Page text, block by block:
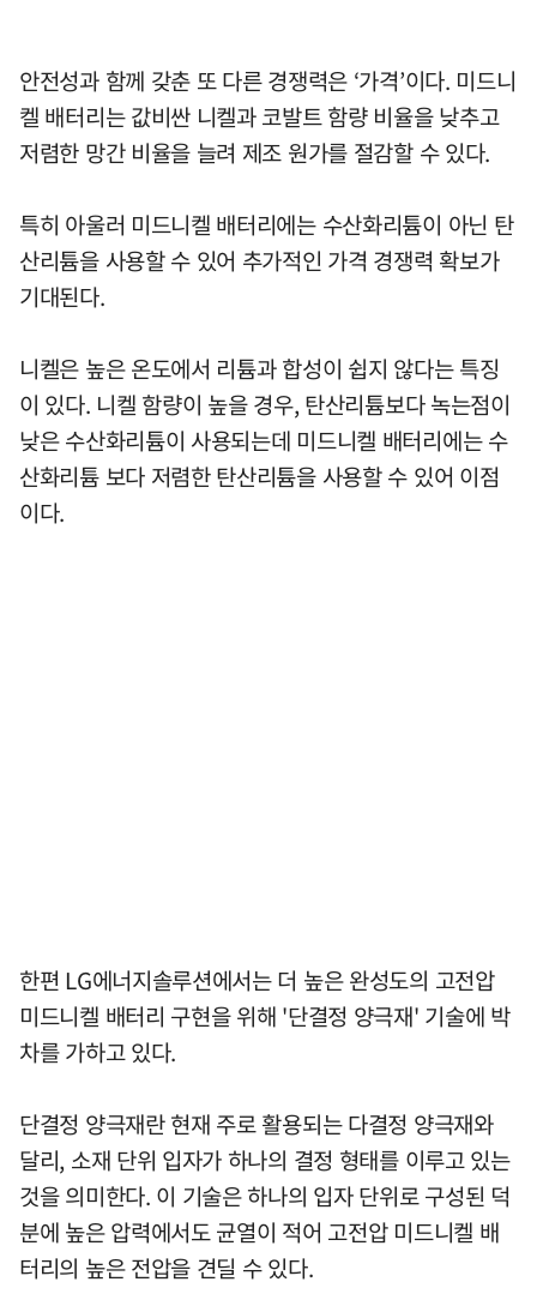
안전성과 함께 갖춘 또 다른 경쟁력은 ‘가격’이다. 미드니
켈 배터리는 값비싼 니켈과 코발트 함량 비율을 낮추고
저렴한 망간 비율을 늘려 제조 원가를 절감할 수 있다.
특히 아울러 미드니켈 배터리에는 수산화리튬이 아닌 탄
산리튬을 사용할 수 있어 추가적인 가격 경쟁력 확보가
기대된다.
니켈은 높은 온도에서 리튬과 합성이 쉽지 않다는 특징
이 있다. 니켈 함량이 높을 경우, 탄산리튬보다 녹는점이
낮은 수산화리튬이 사용되는데 미드니켈 배터리에는 수
산화리튬 보다 저렴한 탄산리튬을 사용할 수 있어 이점
이다.
한편 LG에너지솔루션에서는 더 높은 완성도의 고전압
미드니켈 배터리 구현을 위해 '단결정 양극재' 기술에 박
차를 가하고 있다.
단결정 양극재란 현재 주로 활용되는 다결정 양극재와
달리, 소재 단위 입자가 하나의 결정 형태를 이루고 있는
것을 의미한다. 이 기술은 하나의 입자 단위로 구성된 덕
분에 높은 압력에서도 균열이 적어 고전압 미드니켈 배
터리의 높은 전압을 견딜 수 있다.